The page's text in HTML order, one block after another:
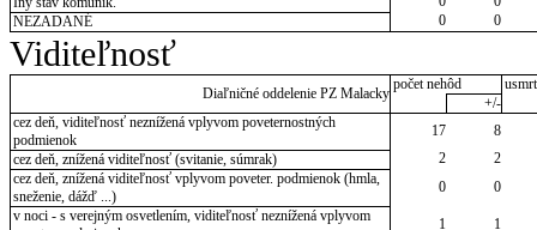
NEZADANÉ
0 0
Viditeľnosť
Diaľničné oddelenie PZ Malacky
počet nehôd
+/-
cez deň, viditeľnosť neznížená vplyvom poveternostných
podmienok
17
8
cez deň, znížená viditeľnosť (svitanie, súmrak)
2
2
cez deň, znížená viditeľnosť vplyvom poveter. podmienok (hmla,
sneženie, dážď ...)
0
0
v noci - s verejným osvetlením, viditeľnosť neznížená vplyvom
1
1